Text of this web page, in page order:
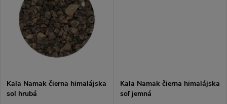
Kala Namak čierna himalájska
soľ hrubá
Kala Namak čierna himalájska
soľ jemná